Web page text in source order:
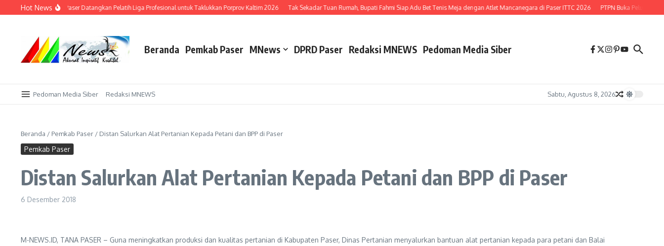
Lewati ke konten
Hot News
Sendiri! AFI Paser Datangkan Pelatih Liga Profesional untuk Taklukkan Porprov Kaltim 2026 Tak Sekadar Tuan Rumah, Bupati Fahmi Siap Adu Bet Tenis Meja dengan Atlet Mancanegara di Paser ITTC 2026 PTPN Buka Peluang
Beranda Pemkab Paser MNews DPRD Paser Redaksi MNEWS Pedoman Media Siber
Pedoman Media Siber Redaksi MNEWS Sabtu, Agustus 8, 2026
Beranda / Pemkab Paser / Distan Salurkan Alat Pertanian Kepada Petani dan BPP di Paser
Pemkab Paser
Distan Salurkan Alat Pertanian Kepada Petani dan BPP di Paser
6 Desember 2018
M-NEWS.ID, TANA PASER – Guna meningkatkan produksi dan kualitas pertanian di Kabupaten Paser, Dinas Pertanian menyalurkan bantuan alat pertanian kepada para petani dan Balai